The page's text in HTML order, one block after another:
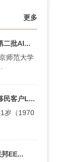
更多
二批AI...
师范大学
民客户L...
岁（1970
EE...